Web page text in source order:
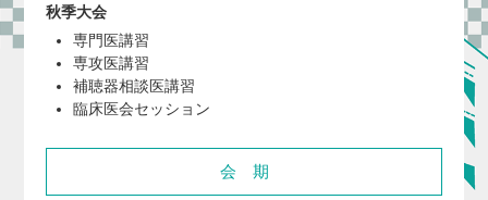
秋季大会
専門医講習
専攻医講習
補聴器相談医講習
臨床医会セッション
会 期